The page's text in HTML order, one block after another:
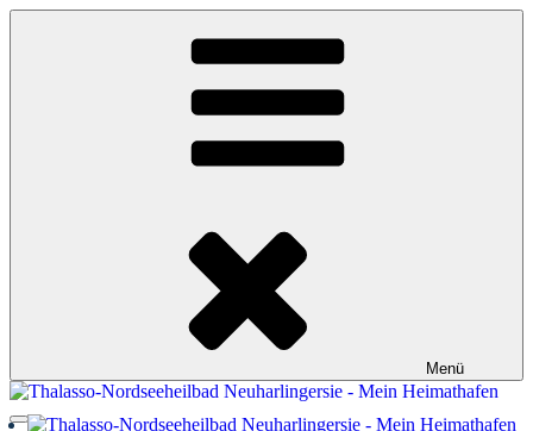
Zum
Menü